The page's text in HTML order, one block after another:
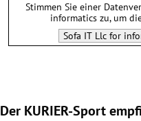
Stimmen Sie einer
informaticszu, um
Sofa IT Llc for
Der KURIER-Sport
Slide 1 von 5